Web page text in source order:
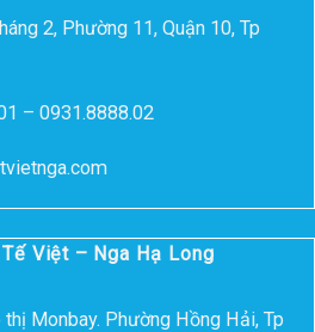
2, Phường 11, Quận 10, Tp
– 0931.8888.02
Việt – Nga Hạ Long
thị Monbay. Phường Hồng Hải, Tp